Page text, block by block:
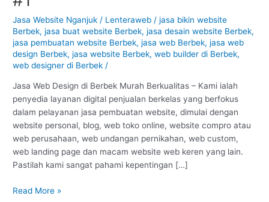
Jasa Website Nganjuk / Lenteraweb /jasa bikin website
Berbek,jasa buat website Berbek,jasa desain website Berbek,
jasa pembuatan website Berbek,jasa web Berbek,jasa web
design Berbek,jasa website Berbek,web builder di Berbek,
web designer di Berbek /
Jasa Web Design di Berbek Murah Berkualitas – Kami ialah
penyedia layanan digital penjualan berkelas yang berfokus
dalam pelayanan jasa pembuatan website, dimulai dengan
website personal, blog, web toko online, website compro atau
web perusahaan, web undangan pernikahan, web custom,
web landing page dan macam website web keren yang lain.
Pastilah kami sangat pahami kepentingan […]
Berbek
–
Nganjuk
:
Murah
Berkualitas
#1
Read More »